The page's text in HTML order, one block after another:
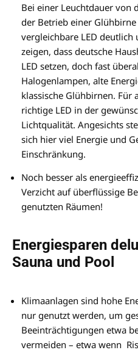
Bei einer Leuchtdauer von
der Betrieb einer
vergleichbare LED
zeigen, dass deutsche
LED setzen, doch fast
Halogenlampen, alte
klassische Glühbirnen. Für
richtige LED in der
Lichtqualität. Angesichts
sich hier viel Energie und
Einschränkung.
Noch besser als
Verzicht auf überflüssige
genutzten Räumen!
Energiesparen
Sauna und Pool
Klimaanlagen sind hohe
nur genutzt werden, um
Beeinträchtigungen etwa
vermeiden – etwa wenn